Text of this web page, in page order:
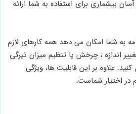
بیشماری برای استفاده به شما ارائه
به شما امکان می دهد همه کارهای لازم
اندازه ، چرخش یا تنظیم میزان تیرگی
علاوه بر این قابلیت ها، ویژگی
اختیار شماست.